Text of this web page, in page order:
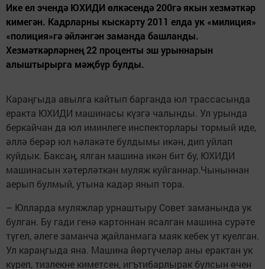
Ике ел эчендә ЮХИДИ өлкәсендә 200гә якын хезмәткәр
кимегән. Кадрларны кыскарту 2011 елда ук «милиция»
«полиция»гә әйләнгән заманда башланды.
Хезмәткәрләрнең 22 проценты эш урыннарын
алыштырырга мәҗбүр булды.
Караңгыда авылга кайтып барганда юл трассасында
еракта ЮХИДИ машинасы күзгә чалынды. Ул урында
беркайчан да юл иминлеге инспекторлары тормый иде,
әллә берәр юл һәлакәте булдымы икән, дип уйлап
куйдык. Баксаң, ялган машина икән бит бу, ЮХИДИ
машинасын хәтерләткән муляж куйганнар.Чыныннан
аерып булмый, утына кадәр янып тора.
– Юлларда муляжлар урнаштыру Совет заманында ук
булган. Бу гади генә картоннан ясалган машина сурәте
түгел, әлеге заманча җайланмага маяк кебек ут куелган.
Ул караңгыда яна. Машина йөртүчеләр аны ерактан ук
күреп, тизлекне киметсен, игътибарлырак булсын өчен